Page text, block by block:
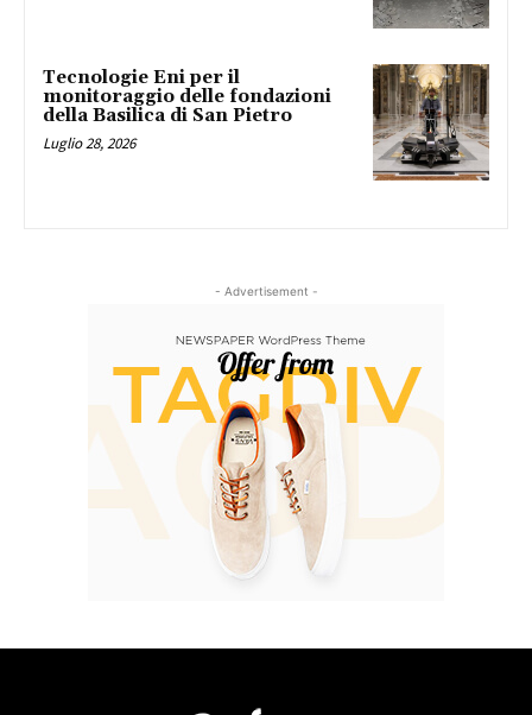
Tecnologie Eni per il
monitoraggio delle fondazioni
della Basilica di San Pietro
Luglio 28, 2026
- Advertisement -